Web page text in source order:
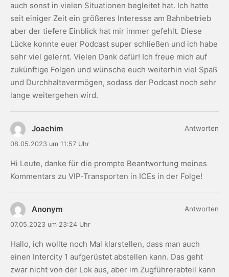
auch sonst in vielen Situationen begleitet hat. Ich hatte
seit einiger Zeit ein größeres Interesse am Bahnbetrieb
aber der tiefere Einblick hat mir immer gefehlt. Diese
Lücke konnte euer Podcast super schließen und ich habe
sehr viel gelernt. Vielen Dank dafür! Ich freue mich auf
zukünftige Folgen und wünsche euch weiterhin viel Spaß
und Durchhaltevermögen, sodass der Podcast noch sehr
lange weitergehen wird.
Joachim
08.05.2023 um 11:57 Uhr
Hi Leute, danke für die prompte Beantwortung meines
Kommentars zu VIP-Transporten in ICEs in der Folge!
Antworten
Anonym
07.05.2023 um 23:24 Uhr
Hallo, ich wollte noch Mal klarstellen, dass man auch
einen Intercity 1 aufgerüstet abstellen kann. Das geht
zwar nicht von der Lok aus, aber im Zugführerabteil kann
Antworten